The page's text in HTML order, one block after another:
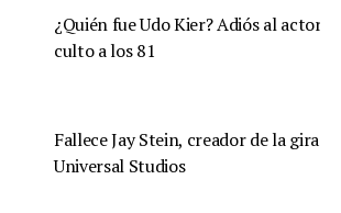
¿Quién fue Udo Kier? Adiós al actor
culto a los 81
Fallece Jay Stein, creador de la gira de
Universal Studios